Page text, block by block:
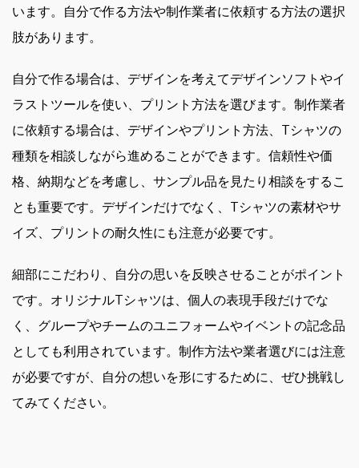
います。自分で作る方法や制作業者に依頼する方法の選択
肢があります。
自分で作る場合は、デザインを考えてデザインソフトやイ
ラストツールを使い、プリント方法を選びます。制作業者
に依頼する場合は、デザインやプリント方法、Tシャツの
種類を相談しながら進めることができます。信頼性や価
格、納期などを考慮し、サンプル品を見たり相談をするこ
とも重要です。デザインだけでなく、Tシャツの素材やサ
イズ、プリントの耐久性にも注意が必要です。
細部にこだわり、自分の思いを反映させることがポイント
です。オリジナルTシャツは、個人の表現手段だけでな
く、グループやチームのユニフォームやイベントの記念品
としても利用されています。制作方法や業者選びには注意
が必要ですが、自分の想いを形にするために、ぜひ挑戦し
てみてください。